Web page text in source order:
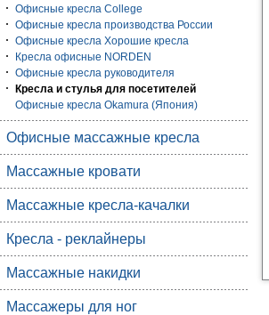
Офисные кресла College
Офисные кресла производства России
Офисные кресла Хорошие кресла
Кресла офисные NORDEN
Офисные кресла руководителя
Кресла и стулья для посетителей
Офисные кресла Okamura (Япония)
Офисные массажные кресла
Массажные кровати
Массажные кресла-качалки
Кресла - реклайнеры
Массажные накидки
Массажеры для ног